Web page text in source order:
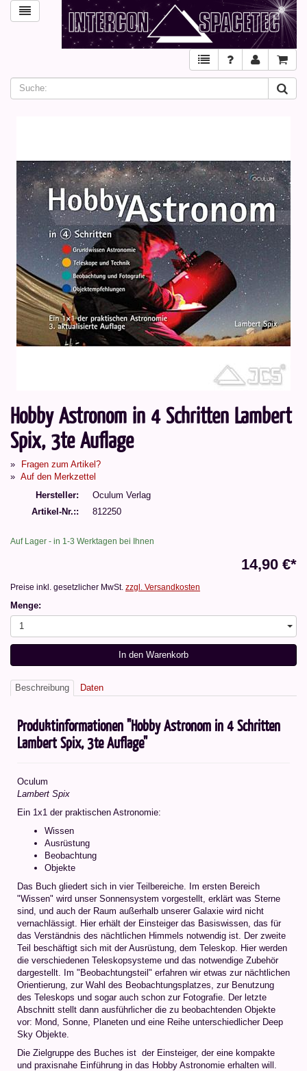
Hobby Astronom in 4 Schritten Lambert
Spix, 3te Auflage
Fragen zum Artikel?
Auf den Merkzettel
Hersteller
Oculum Verlag
Artikel-Nr.:
812250
Auf Lager - in 1-3 Werktagen bei Ihnen
14,90 €*
Preise inkl. gesetzlicher MwSt. zzgl. Versandkosten
Menge:
1
In den Warenkorb
Beschreibung Daten
Produktinformationen "Hobby Astronom in 4 Schritten
Lambert Spix, 3te Auflage"
Oculum
Lambert Spix
Ein 1x1 der praktischen Astronomie:
Wissen
Ausrüstung
Beobachtung
Objekte
Das Buch gliedert sich in vier Teilbereiche. Im ersten Bereich
"Wissen" wird unser Sonnensystem vorgestellt, erklärt was Sterne
sind, und auch der Raum außerhalb unserer Galaxie wird nicht
vernachlässigt. Hier erhält der Einsteiger das Basiswissen, das für
das Verständnis des nächtlichen Himmels notwendig ist. Der zweite
Teil beschäftigt sich mit der Ausrüstung, dem Teleskop. Hier werden
die verschiedenen Teleskopsysteme und das notwendige Zubehör
dargestellt. Im "Beobachtungsteil" erfahren wir etwas zur nächtlichen
Orientierung, zur Wahl des Beobachtungsplatzes, zur Benutzung
des Teleskops und sogar auch schon zur Fotografie. Der letzte
Abschnitt stellt dann ausführlicher die zu beobachtenden Objekte
vor: Mond, Sonne, Planeten und eine Reihe unterschiedlicher Deep
Sky Objekte.
Die Zielgruppe des Buches ist der Einsteiger, der eine kompakte
und praxisnahe Einführung in das Hobby Astronomie erhalten will.